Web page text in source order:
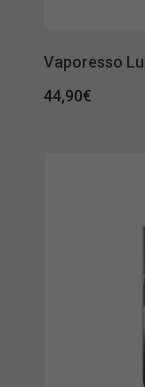
Vaporesso
44,90€